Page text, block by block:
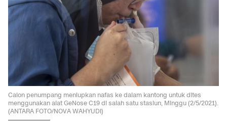
Calon penumpang meniupkan nafas ke dalam kantong untuk dites
menggunakan alat GeNose C19 di salah satu stasiun, Minggu (2/5/2021).
(ANTARA FOTO/NOVA WAHYUDI)